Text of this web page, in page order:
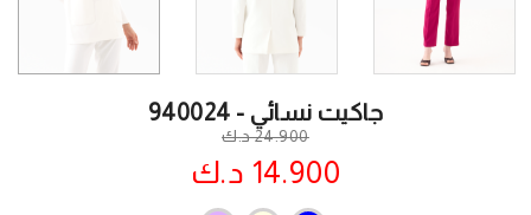
جاكيت نسائي - 940024
24.900 د.ك
14.900 د.ك